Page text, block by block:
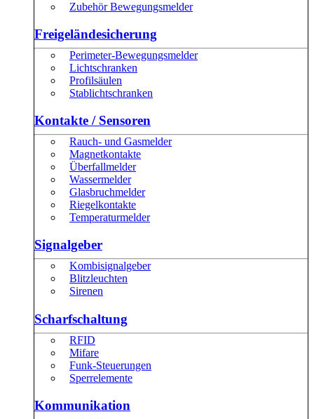
Zubehör Bewegungsmelder
Freigeländesicherung
Perimeter-Bewegungsmelder
Lichtschranken
Profilsäulen
Stablichtschranken
Kontakte / Sensoren
Rauch- und Gasmelder
Magnetkontakte
Überfallmelder
Wassermelder
Glasbruchmelder
Riegelkontakte
Temperaturmelder
Signalgeber
Kombisignalgeber
Blitzleuchten
Sirenen
Scharfschaltung
RFID
Mifare
Funk-Steuerungen
Sperrelemente
Kommunikation